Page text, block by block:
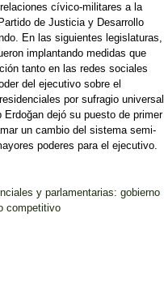
cívico-militares a la
de Justicia y Desarrollo
En las siguientes legislaturas,
implantando medidas que
tanto en las redes sociales
del ejecutivo sobre el
por sufragio universal
dejó su puesto de primer
un cambio del sistema semi-
poderes para el ejecutivo.
y parlamentarias: gobierno
competitivo